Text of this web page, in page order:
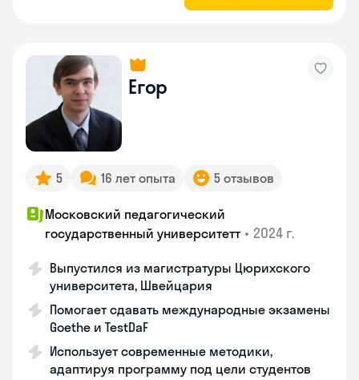
Егор
5 16 лет опыта 5 отзывов
Московский педагогический
государственный университетт • 2024 г.
Выпустился из магистратуры Цюрихского
университета, Швейцария
Помогает сдавать международные экзамены
Goethe и TestDaF
Использует современные методики,
адаптируя программу под цели студентов